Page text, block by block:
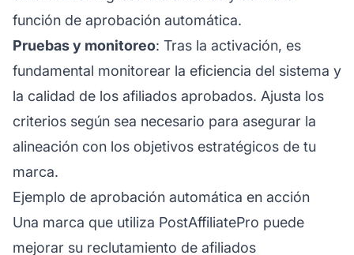
función de aprobación automática.
Pruebas y monitoreo: Tras la activación, es
fundamental monitorear la eficiencia del sistema y
la calidad de los afiliados aprobados. Ajusta los
criterios según sea necesario para asegurar la
alineación con los objetivos estratégicos de tu
marca.
Ejemplo de aprobación automática en acción
Una marca que utiliza PostAffiliatePro puede
mejorar su reclutamiento de afiliados